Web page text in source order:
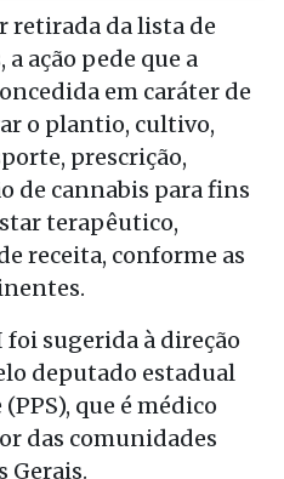
retirada da lista de
ação pede que a
em caráter de
o plantio, cultivo,
prescrição,
de cannabis para fins
terapêutico,
receita, conforme as
foi sugerida à direção
deputado estadual
que é médico
das comunidades
Gerais.